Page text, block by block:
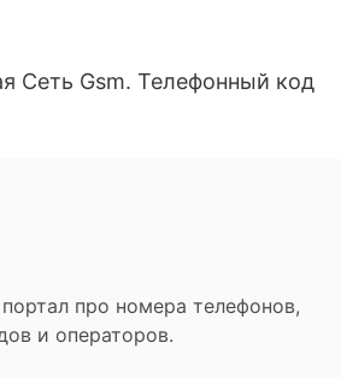
Сеть Gsm. Телефонный код
про номера телефонов,
и операторов.